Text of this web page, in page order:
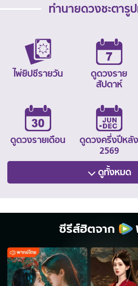
ทำนายดวงชะตารู
ไพ่ยิปซีรายวัน
ดูดวงราย
สัปดาห์
ดูดวงรายเดือน
ดูดวงครึ่งปีหลัง
2569
ดูทั้งหมด
ซีรีส์ฮิตจาก